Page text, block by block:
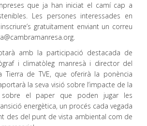
que ja han iniciat el camí cap a
Les persones interessades en
gratuïtament enviant un correu
amb la participació destacada de
i climatòleg manresà i director del
Tierra de TVE, que oferirà la ponència
la seva visió sobre l’impacte de la
el paper que poden jugar les
energètica, un procés cada vegada
des del punt de vista ambiental com de